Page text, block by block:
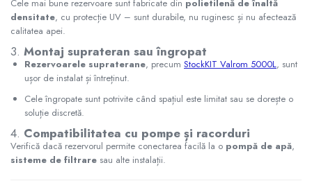
Grupuri de pompare panouri solare
Pompe de caldura
Centrale peleti lemn
Cele mai bune rezervoare sunt fabricate din polietilenă de înaltă
densitate, cu protecție UV – sunt durabile, nu ruginesc și nu afectează
calitatea apei.
3. Montaj suprateran sau îngropat
Rezervoarele supraterane, precum StockKIT Valrom 5000L, sunt
ușor de instalat și întreținut.
Cele îngropate sunt potrivite când spațiul este limitat sau se dorește o
soluție discretă.
4. Compatibilitatea cu pompe și racorduri
Verifică dacă rezervorul permite conectarea facilă la o pompă de apă,
sisteme de filtrare sau alte instalații.